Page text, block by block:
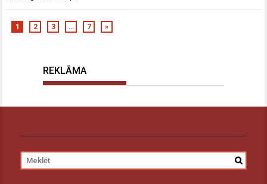
1 2 3 … 7 »
REKLĀMA